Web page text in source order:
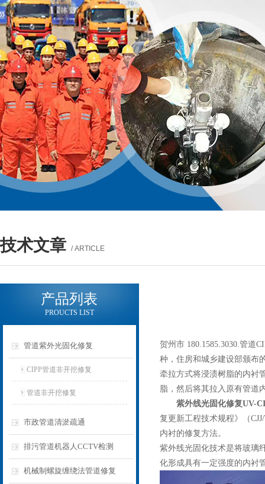
技术文章 / ARTICLE
产品列表
PROUCTS LIST
管道紫外光固化修复
CIPP管道非开挖修复
管道非开挖修复
市政管道清淤疏通
排污管道机器人CCTV检测
机械制螺旋缠绕法管道修复
贺州市 180.1585.3030.管道
种，住房和城乡建设部颁布
牵拉方式将浸渍树脂的内衬
脂，然后将其拉入原有管道
紫外线光固化修复UV-
复更新工程技术规程》（
内衬的修复方法。
紫外线光固化技术是将玻璃
化形成具有一定强度的内衬